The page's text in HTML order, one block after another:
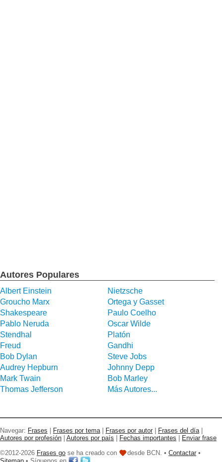
Autores Populares
Albert Einstein
Nietzsche
Groucho Marx
Ortega y Gasset
Shakespeare
Paulo Coelho
Pablo Neruda
Oscar Wilde
Stendhal
Platón
Freud
Gandhi
Bob Dylan
Steve Jobs
Audrey Hepburn
Johnny Depp
Mark Twain
Bob Marley
Thomas Jefferson
Más Autores...
Navegar: Frases Frases por tema| Frases por autor Frases del día|
Autores por profesión
Autores por país Fechas importantes
Enviar frase
©2012-2026 Frases go se ha creado con desde BCN. • Contactar •